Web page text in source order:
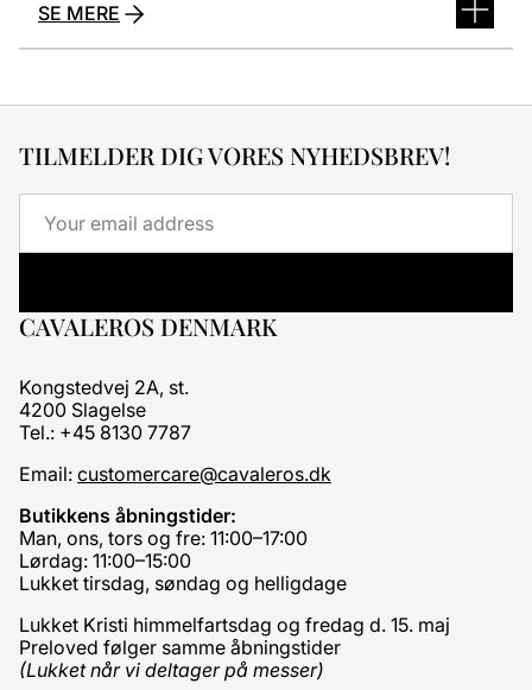
SE MERE
TILMELDER DIG VORES NYHEDSBREV!
Email
CAVALEROS DENMARK
Kongstedvej 2A, st.
4200 Slagelse
Tel.: +45 8130 7787
Email: customercare@cavaleros.dk
Butikkens åbningstider:
Man, ons, tors og fre: 11:00–17:00
Lørdag: 11:00–15:00
Lukket tirsdag, søndag og helligdage
Lukket Kristi himmelfartsdag og fredag d. 15. maj
Preloved følger samme åbningstider
(Lukket når vi deltager på messer)